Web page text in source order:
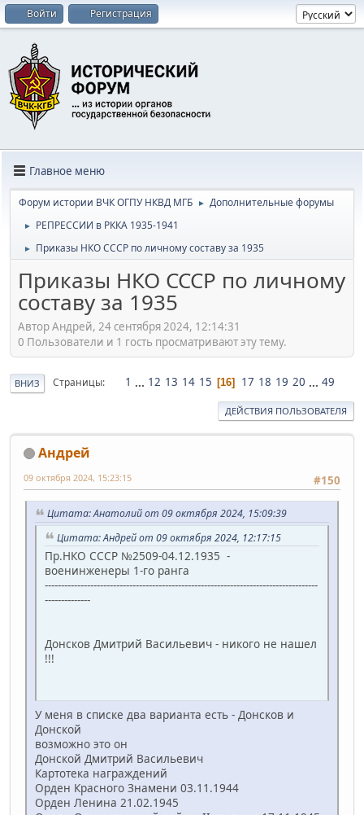
Войти Регистрация
Главное меню
Форум истории ВЧК ОГПУ НКВД МГБ ► Дополнительные форумы
► РЕПРЕССИИ в РККА 1935-1941
► Приказы НКО СССР по личному составу за 1935
Приказы НКО СССР по личному
составу за 1935
Автор Андрей, 24 сентября 2024, 12:14:31
0 Пользователи и 1 гость просматривают эту тему.
ВНИЗ Страницы 1 ... 12 13 14 15 16 17 18 19 20 ... 49
ДЕЙСТВИЯ ПОЛЬЗОВАТЕЛЯ
Андрей
#150
09 октября 2024, 15:23:15
Цитата: Анатолий от 09 октября 2024, 15:09:39
Цитата: Андрей от 09 октября 2024, 12:17:15
Пр.НКО СССР №2509-04.12.1935 -
военинженеры 1-го ранга
------------------------------------------------------------------------------------
--------------
Донсков Дмитрий Васильевич - никого не нашел
!!!
У меня в списке два варианта есть - Донсков и
Донской
возможно это он
Донской Дмитрий Васильевич
Картотека награждений
Орден Красного Знамени 03.11.1944
Орден Ленина 21.02.1945